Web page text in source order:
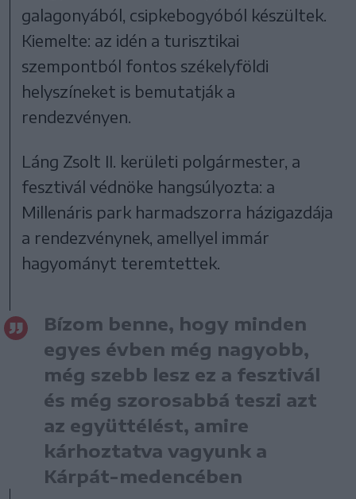
galagonyából, csipkebogyóból készültek.
Kiemelte: az idén a turisztikai
szempontból fontos székelyföldi
helyszíneket is bemutatják a
rendezvényen.
Láng Zsolt II. kerületi polgármester, a
fesztivál védnöke hangsúlyozta: a
Millenáris park harmadszorra házigazdája
a rendezvénynek, amellyel immár
hagyományt teremtettek.
Bízom benne, hogy minden
egyes évben még nagyobb,
még szebb lesz ez a fesztivál
és még szorosabbá teszi azt
az együttélést, amire
kárhoztatva vagyunk a
Kárpát-medencében